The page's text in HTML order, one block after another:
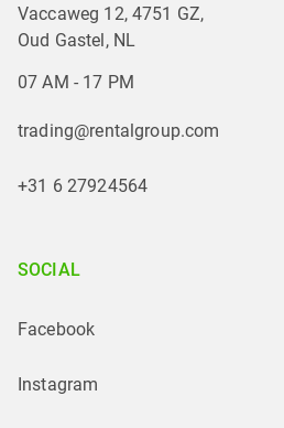
Vaccaweg 12, 4751 GZ,
Oud Gastel, NL
07 AM - 17 PM
trading@rentalgroup.com
+31 6 27924564
SOCIAL
Facebook
Instagram